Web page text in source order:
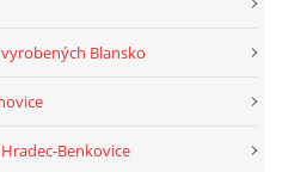
Blansko
Benkovice